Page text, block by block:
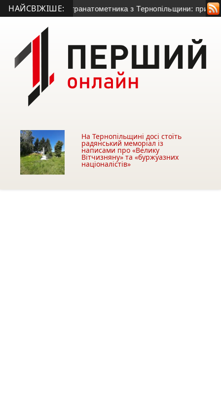
НАЙСВІЖІШЕ:
50-річного гранатометника з Тернопільщини: причина
На Тернопільщині досі стоїть
радянський меморіал із
написами про «Велику
Вітчизняну» та «буржуазних
націоналістів»